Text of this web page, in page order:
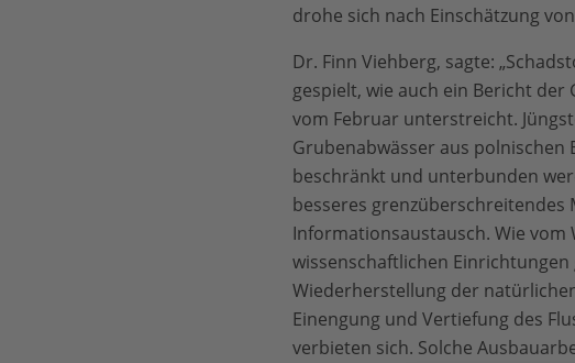
drohe sich nach Einschätzung
Dr. Finn Viehberg, sagte:
gespielt, wie auch ein Bericht
vom Februar unterstreicht.
Grubenabwässer aus polnischen
beschränkt und unterbunden
besseres
Informationsaustausch. Wie vom
wissenschaftlichen
Wiederherstellung der
Einengung und Vertiefung des
verbieten sich. Solche